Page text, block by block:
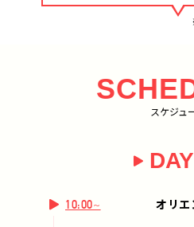
スケジュ
10:00~ オリエ